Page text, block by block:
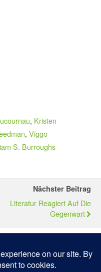
, Kristen
, Viggo
S. Burroughs
Nächster Beitrag
Literatur Reagiert Auf Die
Gegenwart